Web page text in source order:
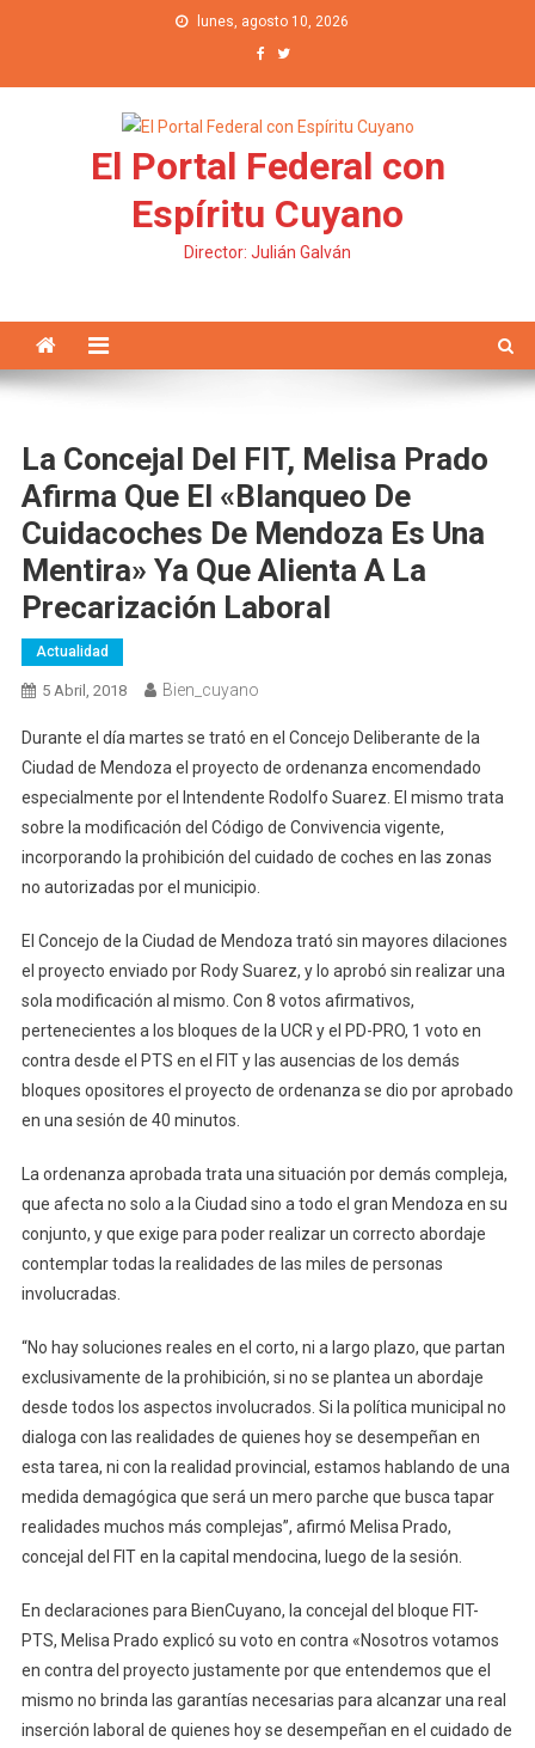
lunes, agosto 10, 2026
El Portal Federal con
Espíritu Cuyano
Director: Julián Galván
La Concejal Del FIT, Melisa Prado
Afirma Que El «blanqueo De
Cuidacoches De Mendoza Es Una
Mentira» Ya Que Alienta A La
Precarización Laboral
Actualidad
5 Abril, 2018 Bien_cuyano
Durante el día martes se trató en el Concejo Deliberante de la
Ciudad de Mendoza el proyecto de ordenanza encomendado
especialmente por el Intendente Rodolfo Suarez. El mismo trata
sobre la modificación del Código de Convivencia vigente,
incorporando la prohibición del cuidado de coches en las zonas
no autorizadas por el municipio.
El Concejo de la Ciudad de Mendoza trató sin mayores dilaciones
el proyecto enviado por Rody Suarez, y lo aprobó sin realizar una
sola modificación al mismo. Con 8 votos afirmativos,
pertenecientes a los bloques de la UCR y el PD-PRO, 1 voto en
contra desde el PTS en el FIT y las ausencias de los demás
bloques opositores el proyecto de ordenanza se dio por aprobado
en una sesión de 40 minutos.
La ordenanza aprobada trata una situación por demás compleja,
que afecta no solo a la Ciudad sino a todo el gran Mendoza en su
conjunto, y que exige para poder realizar un correcto abordaje
contemplar todas la realidades de las miles de personas
involucradas.
“No hay soluciones reales en el corto, ni a largo plazo, que partan
exclusivamente de la prohibición, si no se plantea un abordaje
desde todos los aspectos involucrados. Si la política municipal no
dialoga con las realidades de quienes hoy se desempeñan en
esta tarea, ni con la realidad provincial, estamos hablando de una
medida demagógica que será un mero parche que busca tapar
realidades muchos más complejas”, afirmó Melisa Prado,
concejal del FIT en la capital mendocina, luego de la sesión.
En declaraciones para BienCuyano, la concejal del bloque FIT-
PTS, Melisa Prado explicó su voto en contra «Nosotros votamos
en contra del proyecto justamente por que entendemos que el
mismo no brinda las garantías necesarias para alcanzar una real
inserción laboral de quienes hoy se desempeñan en el cuidado de